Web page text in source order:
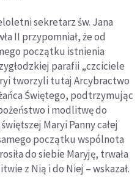
sekretarz św. Jana
II przypomniał, że od
początku istnienia
parafii „czciciele
tworzyli tutaj Arcybractwo
Świętego, podtrzymując
i modlitwę do
Maryi Panny całej
początku wspólnota
do siebie Maryję, trwała
z Nią i do Niej – wskazał.